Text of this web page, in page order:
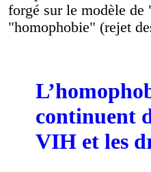
forgé sur le modèle de
"homophobie" (rejet
continuent
VIH et les